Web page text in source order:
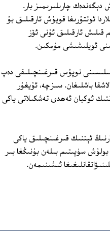
چارىلىرىمىز بار.
ئوتتۇرىغا قويۇش ئارقىلىق بۇ
ئارقىلىق ئۇنى ئۆز
ئويلىشىشى مۇمكىن.
نوپۇس قىرغىنچىلىقى دەپ
باشلىغان. سىزچە، ئۇيغۇر
ئوكيان ئەھدى تەشكىلاتى ياكى
ئېتنىك قىرغىنچىلىق ياكى
سۈپىتىم بىلەن بۇنىڭغا بىر
ئىشىنىمەن.